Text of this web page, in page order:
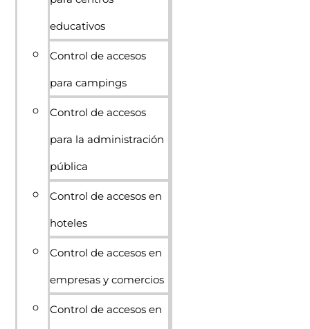
educativos
Control de accesos
para campings
Control de accesos
para la administración
pública
Control de accesos en
hoteles
Control de accesos en
empresas y comercios
Control de accesos en